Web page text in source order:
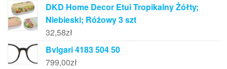
DKD Home Decor Etui Tropikalny Żółty;
Niebieski; Różowy 3 szt
32,58zł
Bvlgari 4183 504 50
799,00zł